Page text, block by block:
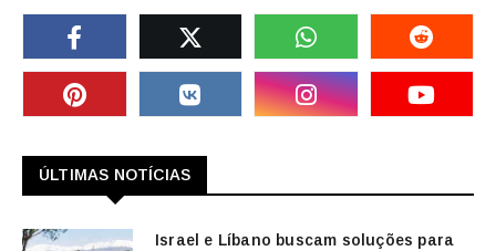
ÚLTIMAS NOTÍCIAS
Israel e Líbano buscam soluções para